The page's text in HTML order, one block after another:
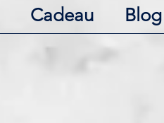
Cadeau Blog